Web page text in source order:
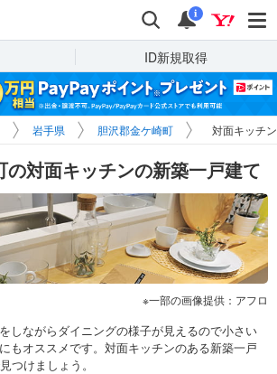
検索 通知
i
ID新規取得
岩手県 胆沢郡金ケ崎町 対面キッチ
の対面キッチンの新築一戸建て
一部の画像提供：アフロ
しながらダイニングの様子が見えるので小さい
もオススメです。対面キッチンのある新築一戸
つけましょう。